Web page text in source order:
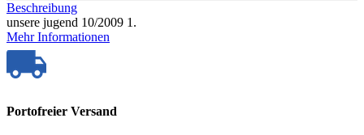
Beschreibung
unsere jugend 10/2009 1.
Mehr Informationen
Portofreier Versand